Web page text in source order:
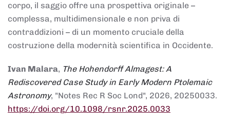
corpo, il saggio offre una prospettiva originale –
complessa, multidimensionale e non priva di
contraddizioni – di un momento cruciale della
costruzione della modernità scientifica in Occidente.
Ivan Malara, The Hohendorff Almagest: A
Rediscovered Case Study in Early Modern Ptolemaic
Astronomy, "Notes Rec R Soc Lond", 2026, 20250033.
https://doi.org/10.1098/rsnr.2025.0033